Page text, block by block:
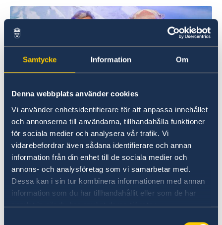
Samtycke Information Om
Denna webbplats använder cookies
Vi använder enhetsidentifierare för att anpassa innehållet
och annonserna till användarna, tillhandahålla funktioner
för sociala medier och analysera vår trafik. Vi
vidarebefordrar även sådana identifierare och annan
information från din enhet till de sociala medier och
annons- och analysföretag som vi samarbetar med.
Dessa kan i sin tur kombinera informationen med annan
information som du har tillhandahållit eller som de har
samlat in när du har använt deras tjänster.
The Nordic ambassadors, Anne Lene Dale of Norway,
Laura Torvinen of Finland and Marie Andersson de
Frutos of Sweden
O evento destacou a cooperação entre os